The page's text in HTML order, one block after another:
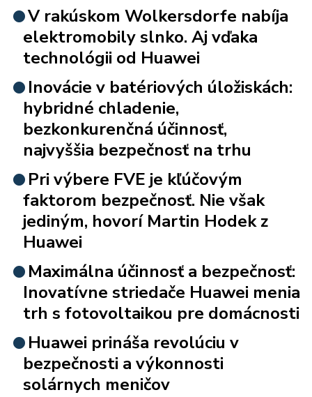
V rakúskom Wolkersdorfe nabíja
elektromobily slnko. Aj vďaka
technológii od Huawei
Inovácie v batériových úložiskách:
hybridné chladenie,
bezkonkurenčná účinnosť,
najvyššia bezpečnosť na trhu
Pri výbere FVE je kľúčovým
faktorom bezpečnosť. Nie však
jediným, hovorí Martin Hodek z
Huawei
Maximálna účinnosť a bezpečnosť:
Inovatívne striedače Huawei menia
trh s fotovoltaikou pre domácnosti
Huawei prináša revolúciu v
bezpečnosti a výkonnosti
solárnych meničov